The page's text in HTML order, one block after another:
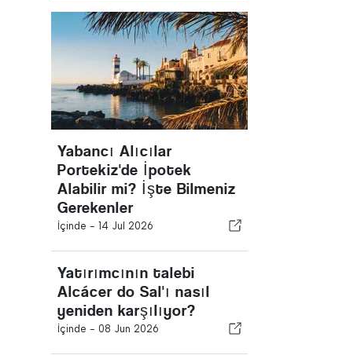
Yabancı Alıcılar
Portekiz'de İpotek
Alabilir mi? İşte Bilmeniz
Gerekenler
İçinde - 14 Jul 2026
Yatırımcının talebi
Alcácer do Sal'ı nasıl
yeniden karşılıyor?
İçinde - 08 Jun 2026